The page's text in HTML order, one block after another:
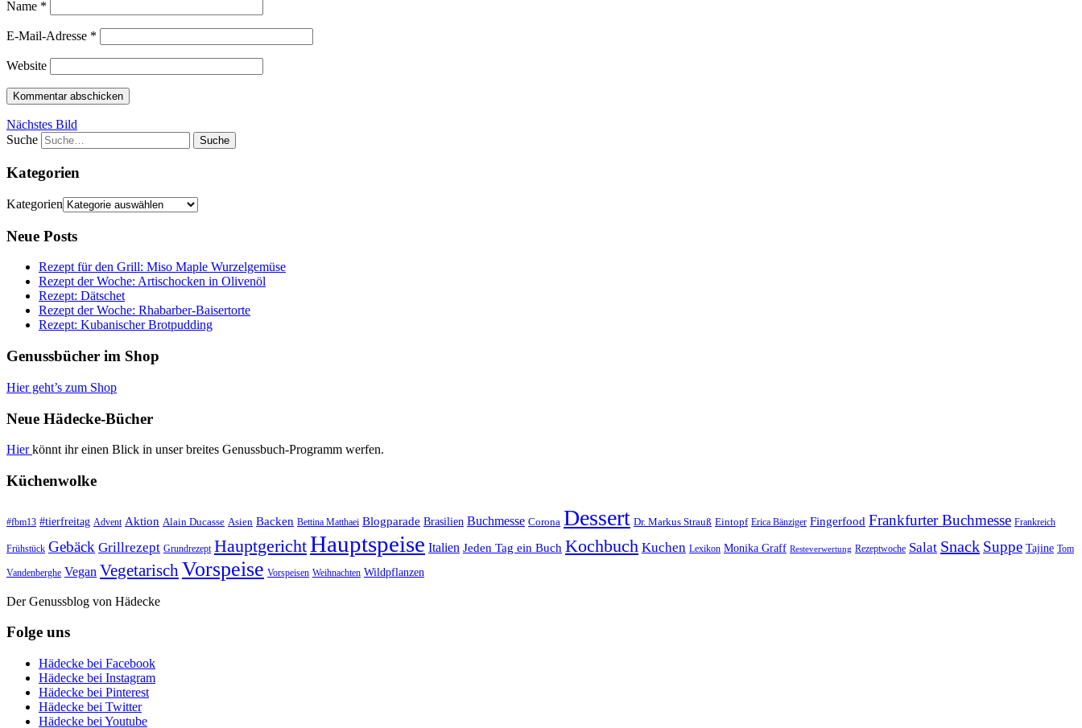
Name *
E-Mail-Adresse *
Website
Nächstes Bild
Suche
Kategorien
Kategorien
Neue Posts
Rezept für den Grill: Miso Maple Wurzelgemüse
Rezept der Woche: Artischocken in Olivenöl
Rezept: Dätschet
Rezept der Woche: Rhabarber-Baisertorte
Rezept: Kubanischer Brotpudding
Genussbücher im Shop
Hier geht’s zum Shop
Neue Hädecke-Bücher
Hierkönnt ihr einen Blick in unser breites Genussbuch-Programm werfen.
Küchenwolke
#fbm13 #tierfreitag Advent Aktion Alain Ducasse Asien Backen Bettina Matthaei Blogparade Brasilien Buchmesse Corona Dessert Dr. Markus Strauß Eintopf Erica Bänziger Fingerfood Frankfurter Buchmesse Frankreich
Frühstück Gebäck Grillrezept Grundrezept HauptgerichtHauptspeise Italien Jeden Tag ein Buch Kochbuch Kuchen Lexikon Monika Graff Resteverwertung Rezeptwoche Salat Snack Suppe Tajine Tom
Vandenberghe Vegan Vegetarisch Vorspeise Vorspeisen Weihnachten Wildpflanzen
Der Genussblog von Hädecke
Folge uns
Hädecke bei Facebook
Hädecke bei Instagram
Hädecke bei Pinterest
Hädecke bei Twitter
Hädecke bei Youtube